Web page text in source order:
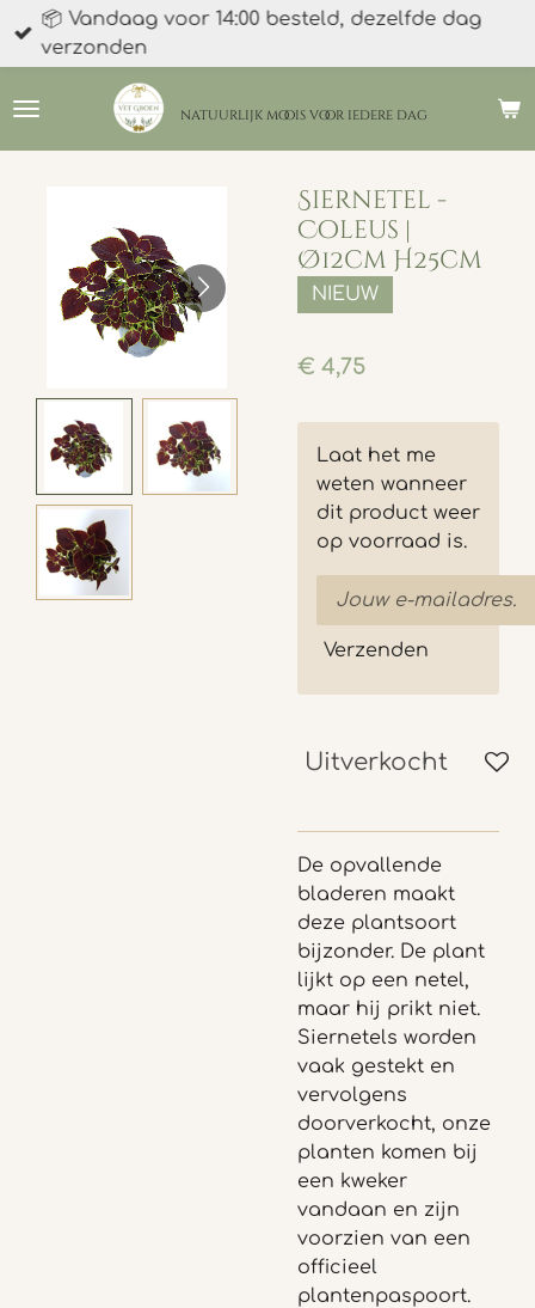
Ga
direct
de
natuurlijk moois voor iedere dag
📦 Vandaag voor 14:00 besteld, dezelfde dag
verzonden
Siernetel -
Coleus |
Ø12cm H25cm
NIEUW
€ 4,75
Laat het me
weten wanneer
dit product weer
op voorraad is.
Verzenden
Uitverkocht
De opvallende
bladeren maakt
deze plantsoort
bijzonder. De plant
lijkt op een netel,
maar hij prikt niet.
Siernetels worden
vaak gestekt en
vervolgens
doorverkocht, onze
planten komen bij
een kweker
vandaan en zijn
voorzien van een
officieel
plantenpaspoort.